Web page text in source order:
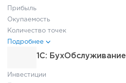
Прибыль
Окупаемость
Количество точек
Подробнее
1C: БухОбслуживание
Инвестиции